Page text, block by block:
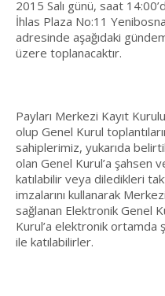
2015 Salı günü, saat
İhlas Plaza No:11
adresinde aşağıdaki
üzere toplanacaktır.
Payları Merkezi Kayıt
olup Genel Kurul
sahiplerimiz, yukarıda
olan Genel Kurul’a şahsen
katılabilir veya diledikleri
imzalarını kullanarak
sağlanan Elektronik Genel
Kurul’a elektronik ortamda
ile katılabilirler.